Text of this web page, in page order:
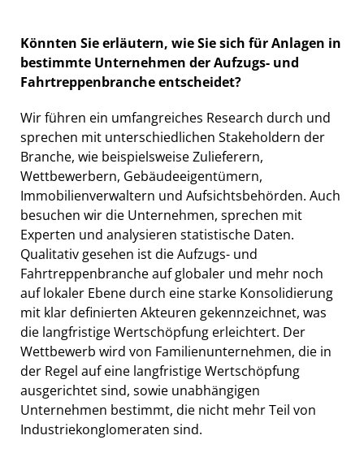
Könnten Sie erläutern, wie Sie sich für Anlagen in
bestimmte Unternehmen der Aufzugs- und
Fahrtreppenbranche entscheidet?
Wir führen ein umfangreiches Research durch und
sprechen mit unterschiedlichen Stakeholdern der
Branche, wie beispielsweise Zulieferern,
Wettbewerbern, Gebäudeeigentümern,
Immobilienverwaltern und Aufsichtsbehörden. Auch
besuchen wir die Unternehmen, sprechen mit
Experten und analysieren statistische Daten.
Qualitativ gesehen ist die Aufzugs- und
Fahrtreppenbranche auf globaler und mehr noch
auf lokaler Ebene durch eine starke Konsolidierung
mit klar definierten Akteuren gekennzeichnet, was
die langfristige Wertschöpfung erleichtert. Der
Wettbewerb wird von Familienunternehmen, die in
der Regel auf eine langfristige Wertschöpfung
ausgerichtet sind, sowie unabhängigen
Unternehmen bestimmt, die nicht mehr Teil von
Industriekonglomeraten sind.